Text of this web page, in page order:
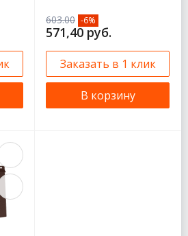
603.00 -6%
571,40 руб.
Заказать в 1 клик
В корзину